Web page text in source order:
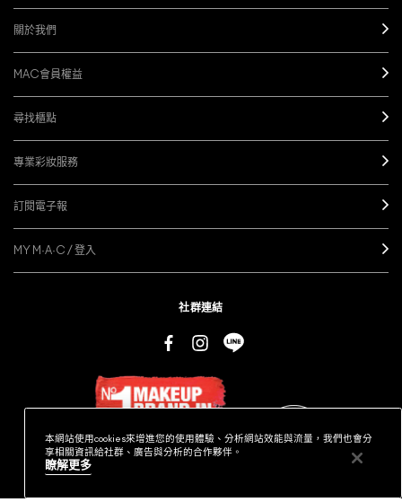
關於我們
MAC會員權益
尋找櫃點
專業彩妝服務
訂閱電子報
MY M·A·C / 登入
社群連結
本網站使用cookies來增進您的使用體驗、分析網站效能與流量，我們也會分
享相關資訊給社群、廣告與分析的合作夥伴。
瞭解更多